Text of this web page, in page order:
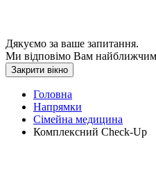
Дякуємо за ваше запитання.
Ми відповімо Вам
Закрити вікно
Головна
Напрямки
Сімейна медицина
Комплексний Check-Up